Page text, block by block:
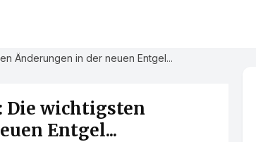
Änderungen in der neuen Entgel...
Die wichtigsten
Entgel...